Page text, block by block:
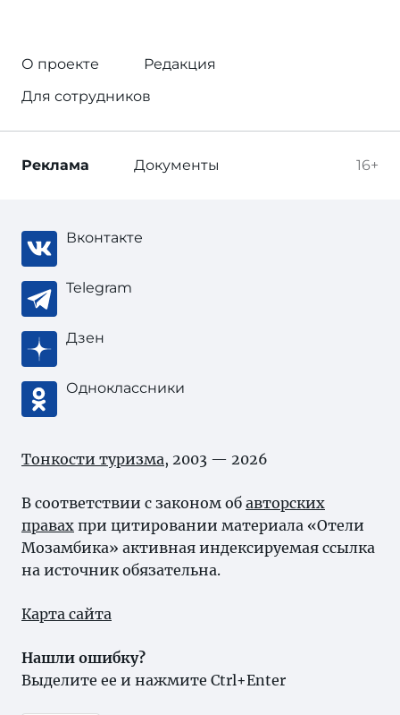
О проекте
Редакция
Для сотрудников
16+
Реклама Документы
Вконтакте
Telegram
Дзен
Одноклассники
Тонкости туризма, 2003 — 2026
В соответствии с законом об авторских
правах при цитировании материала «Отели
Мозамбика» активная индексируемая ссылка
на источник обязательна.
Карта сайта
Нашли ошибку?
Выделите ее и нажмите Ctrl+Enter